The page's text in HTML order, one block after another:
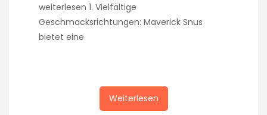
weiterlesen 1. Vielfältige
Geschmacksrichtungen: Maverick Snus
bietet eine
Weiterlesen